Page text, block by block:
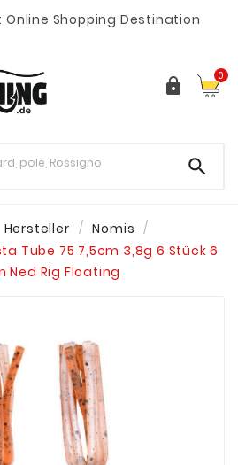
Shopping Destination
 0

Hersteller
Nomis
Tube 75 7,5cm 3,8g 6 Stück 6
Ned Rig Floating